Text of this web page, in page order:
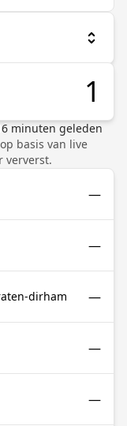
minuten geleden
basis van live
ververst.
—
—
dirham —
—
—